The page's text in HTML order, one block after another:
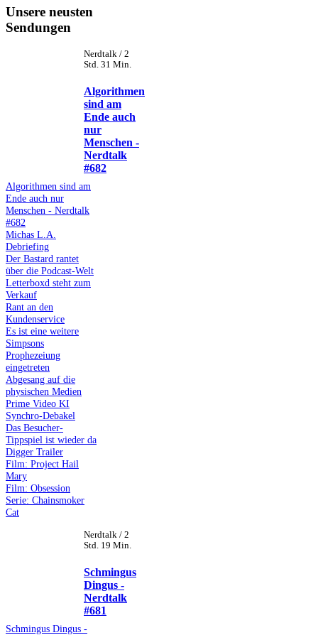
Unsere neusten
Sendungen
Nerdtalk / 2
Std. 31 Min.
Algorithmen
sind am
Ende auch
nur
Menschen -
Nerdtalk
#682
Algorithmen sind am
Ende auch nur
Menschen - Nerdtalk
#682
Michas L.A.
Debriefing
Der Bastard rantet
über die Podcast-Welt
Letterboxd steht zum
Verkauf
Rant an den
Kundenservice
Es ist eine weitere
Simpsons
Prophezeiung
eingetreten
Abgesang auf die
physischen Medien
Prime Video KI
Synchro-Debakel
Das Besucher-
Tippspiel ist wieder da
Digger Trailer
Film: Project Hail
Mary
Film: Obsession
Serie: Chainsmoker
Cat
Nerdtalk / 2
Std. 19 Min.
Schmingus
Dingus -
Nerdtalk
#681
Schmingus Dingus -